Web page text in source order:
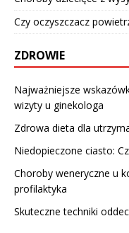
Czy oczyszczacz
ZDROWIE
Najważniejsze
wizyty u ginekologa
Zdrowa dieta dla
Niedopieczone ciasto:
Choroby weneryczne u
profilaktyka
Skuteczne techniki